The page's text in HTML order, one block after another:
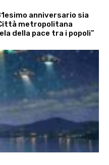
anniversario sia
metropolitana
della pace tra i popoli”